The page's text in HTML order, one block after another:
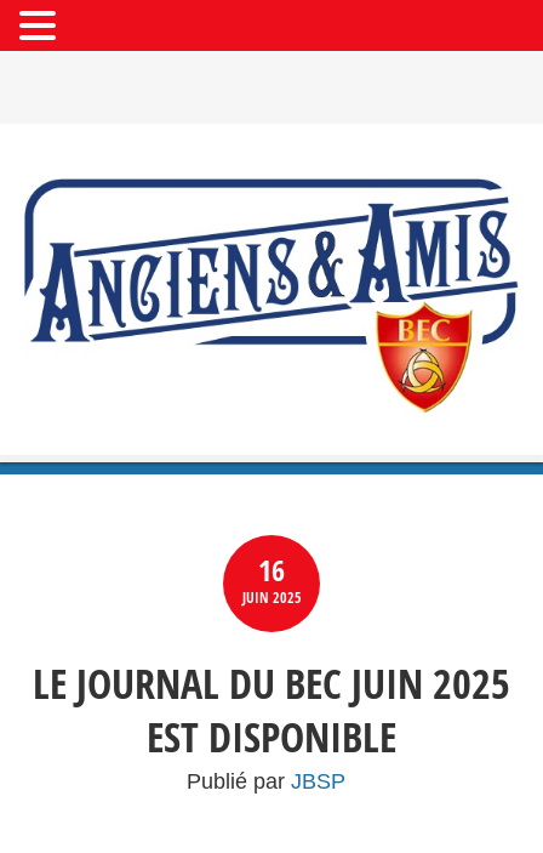
16
JUIN 2025
LE JOURNAL DU BEC JUIN 2025
EST DISPONIBLE
Publié par JBSP